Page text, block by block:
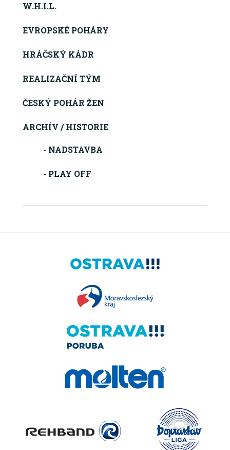
W.H.I.L.
EVROPSKÉ POHÁRY
HRÁČSKÝ KÁDR
REALIZAČNÍ TÝM
ČESKÝ POHÁR ŽEN
ARCHÍV / HISTORIE
- NADSTAVBA
- PLAY OFF